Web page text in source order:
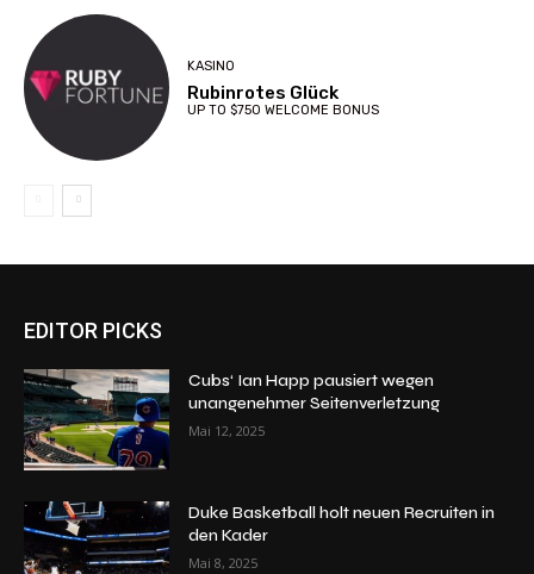
KASINO
Rubinrotes Glück
UP TO $750 WELCOME BONUS
EDITOR PICKS
Cubs‘ Ian Happ pausiert wegen
unangenehmer Seitenverletzung
Mai 12, 2025
Duke Basketball holt neuen Recruiten in
den Kader
Mai 8, 2025